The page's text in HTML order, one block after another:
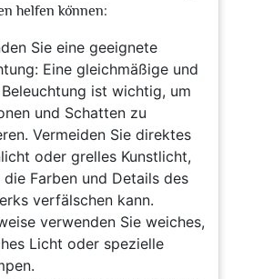
helfen können:
Sie eine geeignete
Eine gleichmäßige und
ist wichtig, um
und Schatten zu
Vermeiden Sie direktes
oder grelles Kunstlicht,
Farben und Details des
verfälschen kann.
verwenden Sie weiches,
Licht oder spezielle